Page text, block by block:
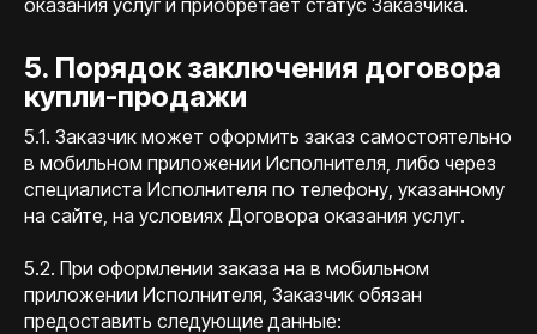
оказания услуг и приобретает статус Заказчика.
5. Порядок заключения договора
купли-продажи
5.1. Заказчик может оформить заказ самостоятельно
в мобильном приложении Исполнителя, либо через
специалиста Исполнителя по телефону, указанному
на сайте, на условиях Договора оказания услуг.
5.2. При оформлении заказа на в мобильном
приложении Исполнителя, Заказчик обязан
предоставить следующие данные: